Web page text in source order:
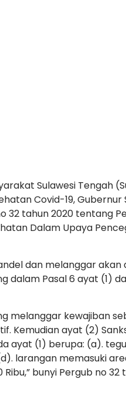
Sulawesi Tengah
Covid-19, Gubernur
32 tahun 2020 tentang
Dalam Upaya
dan melanggar akan
dalam Pasal 6 ayat (1)
melanggar kewajiban
Kemudian ayat (2)
ayat (1) berupa: (a).
larangan memasuki
bunyi Pergub no 32